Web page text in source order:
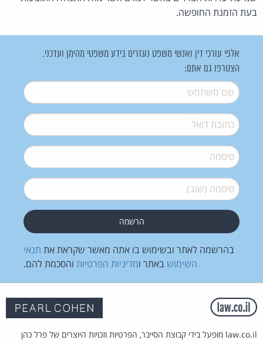
בעת הזמנת החופשה.
אלפי עורכי דין ואנשי משפט נעזרים בידע משפטי מהימן ועדכני.
הצטרפו גם אתם:
שם משתמש*
דואל*
סיסמה*
סיסמה (שוב)*
בהרשמה לאתר ובשימוש בו אתה מאשר שקראת את תנאי
השימוש באתר ומדיניות הפרטיות והסכמת להם.
law.co.il מופעל בידי קבוצת הסייבר, הפרטיות וזכויות היוצרים של פרל כהן